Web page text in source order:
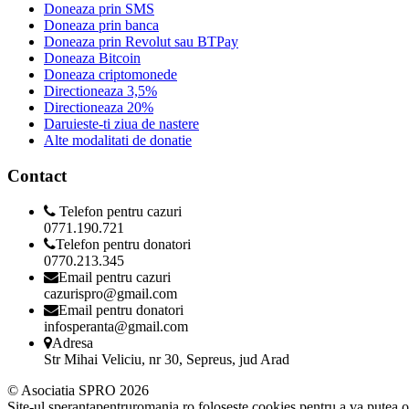
Doneaza prin SMS
Doneaza prin banca
Doneaza prin Revolut sau BTPay
Doneaza Bitcoin
Doneaza criptomonede
Directioneaza 3,5%
Directioneaza 20%
Daruieste-ti ziua de nastere
Alte modalitati de donatie
Contact
Telefon pentru cazuri
0771.190.721
Telefon pentru donatori
0770.213.345
Email pentru cazuri
cazurispro@gmail.com
Email pentru donatori
infosperanta@gmail.com
Adresa
Str Mihai Veliciu, nr 30, Sepreus, jud Arad
© Asociatia SPRO 2026